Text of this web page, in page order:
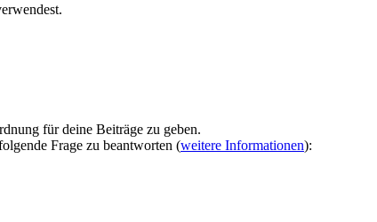
für deine Beiträge zu geben.
Frage zu beantworten (weitere Informationen):